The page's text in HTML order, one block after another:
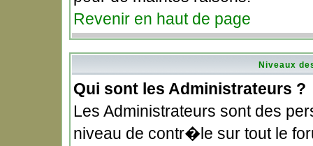
Revenir en haut de page
Niveaux
Qui sont les Administrateurs ?
Les Administrateurs sont des
niveau de contr�le sur tout le